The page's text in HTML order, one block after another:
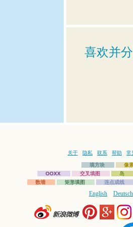
喜欢并
关于 隐私 联系 帮助 常
填方块
像
OOXX
交叉填图
岛
数墙
矩形填图 连点成线
English Deutsch